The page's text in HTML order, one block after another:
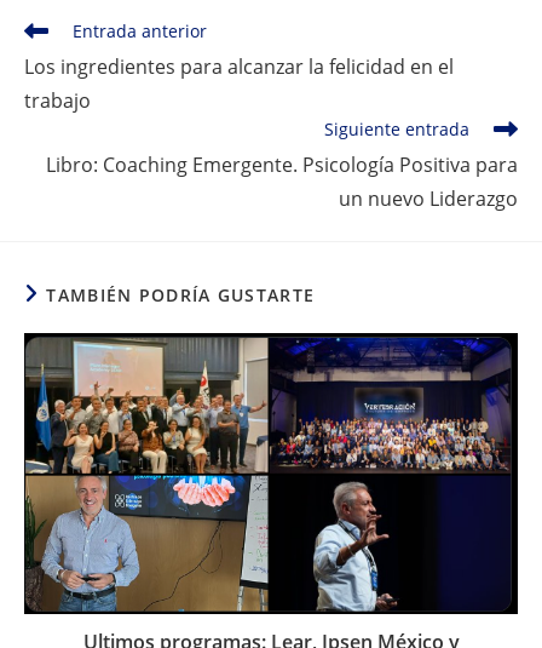
Leer
artículos
Entrada anterior
Los ingredientes para alcanzar la felicidad en el
trabajo
Siguiente entrada
Libro: Coaching Emergente. Psicología Positiva para
un nuevo Liderazgo
TAMBIÉN PODRÍA GUSTARTE
Ultimos programas: Lear, Ipsen México y